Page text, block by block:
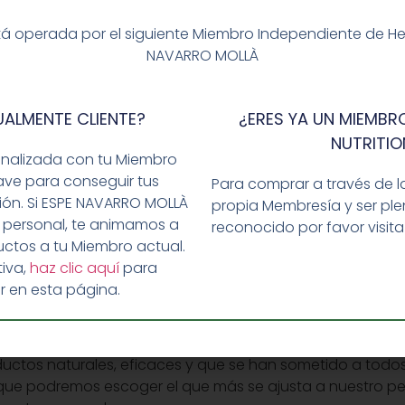
de producto (27 gramos) de producto con medio
de 27 gr cada uno:
actividad deportiva es conveniente que nos
deporte sin tener en cuenta estos aspectos, y
ofrecen un servicio de asesoramiento donde se
los responsables de este centro ubicado en
de salud.
naturales, eficaces y que se han sometido a
podremos escoger el que más se ajusta a nuestro
operada por el siguiente Miembro Independiente de
NAVARRO MOLLÀ
CLIENTE?
con tu Miembro
para conseguir tus
Si ESPE NAVARRO MOLLÀ
te animamos a
a tu Miembro actual.
haz clic aquípara
en esta página.
¿ERES YA UN
Para comprar a través de
propia Membresía y ser
reconocido por favor visita